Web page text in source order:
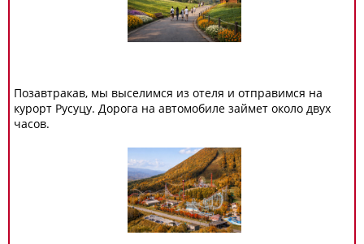
Позавтракав, мы выселимся из отеля и отправимся на
курорт Русуцу. Дорога на автомобиле займет около двух
часов.